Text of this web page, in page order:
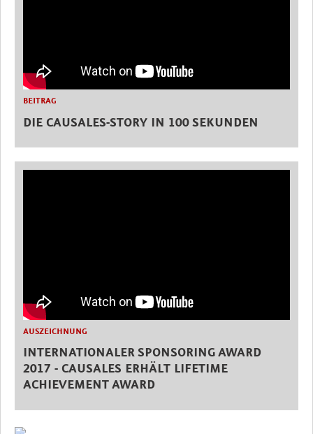
BEITRAG
DIE CAUSALES-STORY IN 100 SEKUNDEN
AUSZEICHNUNG
INTERNATIONALER SPONSORING AWARD
2017 - CAUSALES ERHÄLT LIFETIME
ACHIEVEMENT AWARD